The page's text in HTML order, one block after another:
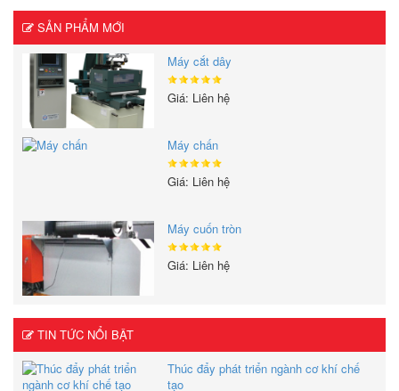
SẢN PHẨM MỚI
Máy cắt dây
Giá: Liên hệ
Máy chấn
Giá: Liên hệ
Máy cuốn tròn
Giá: Liên hệ
TIN TỨC NỔI BẬT
Thúc đẩy phát triển ngành cơ khí chế
tạo